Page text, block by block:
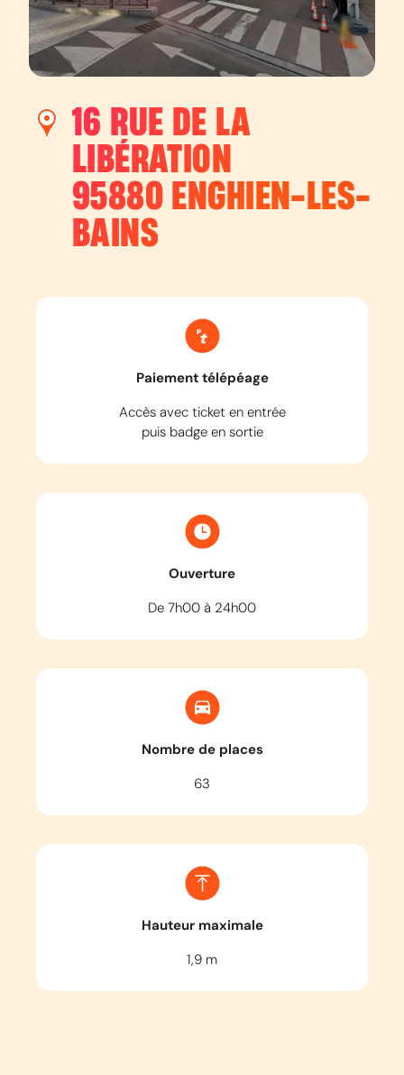
16 RUE DE LA
LIBÉRATION
95880 ENGHIEN-LES-
BAINS
Paiement télépéage
Accès avec ticket en entrée
puis badge en sortie
Ouverture
De 7h00 à 24h00
Nombre de places
63
Hauteur maximale
1,9 m